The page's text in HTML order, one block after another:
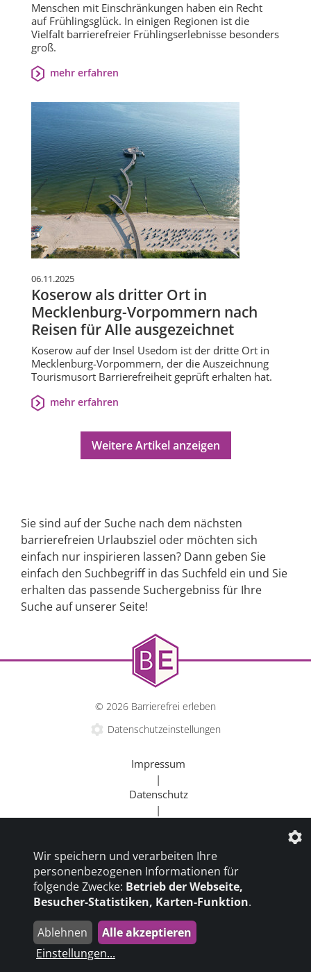
Menschen mit Einschränkungen haben ein Recht
auf Frühlingsglück. In einigen Regionen ist die
Vielfalt barrierefreier Frühlingserlebnisse besonders
groß.
mehr erfahren
06.11.2025
Koserow als dritter Ort in
Mecklenburg-Vorpommern nach
Reisen für Alle ausgezeichnet
Koserow auf der Insel Usedom ist der dritte Ort in
Mecklenburg-Vorpommern, der die Auszeichnung
Tourismusort Barrierefreiheit geprüft erhalten hat.
mehr erfahren
Weitere Artikel anzeigen
Sie sind auf der Suche nach dem nächsten
barrierefreien Urlaubsziel oder möchten sich
einfach nur inspirieren lassen? Dann geben Sie
einfach den Suchbegriff in das Suchfeld ein und Sie
erhalten das passende Suchergebniss für Ihre
Suche auf unserer Seite!
© 2026 Barrierefrei erleben
Datenschutzeinstellungen
Impressum
|
Datenschutz
|
Beratung
|
Goldener Rollstuhl
|
die profilschmiede - Internetagentur
Wir speichern und verarbeiten Ihre
personenbezogenen Informationen für
folgende Zwecke: Betrieb der Webseite,
Besucher-Statistiken, Karten-Funktion.
Ablehnen
Alle akzeptieren
Einstellungen...